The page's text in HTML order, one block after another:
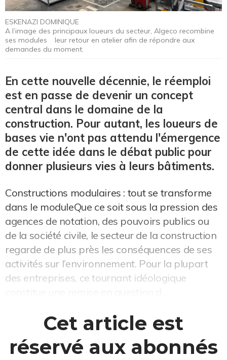
ESKENAZI DOMINIQUE
A l’image des principaux loueurs du secteur, Algeco recombine
ses modules leur retour en atelier afin de répondre aux
demandes du moment.
En cette nouvelle décennie, le réemploi
est en passe de devenir un concept
central dans le domaine de la
construction. Pour autant, les loueurs de
bases vie n'ont pas attendu l'émergence
de cette idée dans le débat public pour
donner plusieurs vies à leurs bâtiments.
Constructions modulaires : tout se transforme
dans le moduleQue ce soit sous la pression des
agences de notation, des pouvoirs publics ou
de la société civile, le secteur de la construction
regarde de plus près les conséquences de ses
activités sur l’environnement. Pour la plupart
des entreprises, ce tournant idéologique
Cet article est
réservé aux abonnés